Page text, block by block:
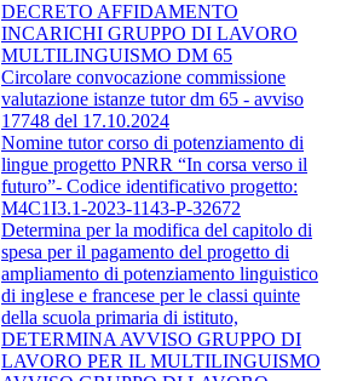
DECRETO AFFIDAMENTO
INCARICHI GRUPPO DI LAVORO
MULTILINGUISMO DM 65
Circolare convocazione commissione
valutazione istanze tutor dm 65 - avviso
17748 del 17.10.2024
Nomine tutor corso di potenziamento di
lingue progetto PNRR “In corsa verso il
futuro”- Codice identificativo progetto:
M4C1I3.1-2023-1143-P-32672
Determina per la modifica del capitolo di
spesa per il pagamento del progetto di
ampliamento di potenziamento linguistico
di inglese e francese per le classi quinte
della scuola primaria di istituto,
DETERMINA AVVISO GRUPPO DI
LAVORO PER IL MULTILINGUISMO